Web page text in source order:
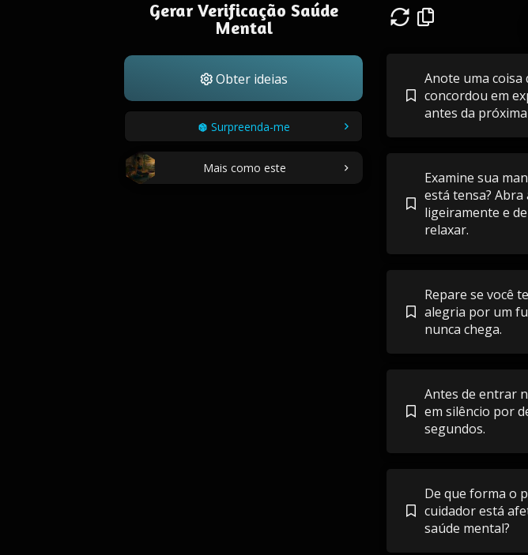
Gerar Verificação Saúde
Mental
Obter ideias
Surpreenda-me
Mais como este
Anote uma coisa
concordou em
antes da
Examine sua
está tensa? Abra
ligeiramente e
relaxar.
Repare se você
alegria por um
nunca chega.
Antes de entrar
em silêncio por
segundos.
De que forma o
cuidador está
saúde mental?